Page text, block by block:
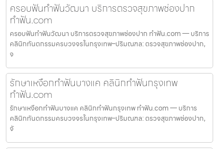
ครอบฟันทำฟันวัฒนา บริการตรวจสุขภาพช่องปาก
ทำฟัน.com
ครอบฟันทำฟันวัฒนา บริการตรวจสุขภาพช่องปาก ทำฟัน.com — บริการ
คลินิกทันตกรรมครบวงจรในกรุงเทพ–ปริมณฑล: ตรวจสุขภาพช่องปาก,
จ
รักษาเหงือกทำฟันบางแค คลินิกทำฟันกรุงเทพ
ทำฟัน.com
รักษาเหงือกทำฟันบางแค คลินิกทำฟันกรุงเทพ ทำฟัน.com — บริการ
คลินิกทันตกรรมครบวงจรในกรุงเทพ–ปริมณฑล: ตรวจสุขภาพช่องปาก,
จั